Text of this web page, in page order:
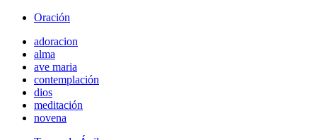
Oración
adoracion
alma
ave maria
contemplación
dios
meditación
novena